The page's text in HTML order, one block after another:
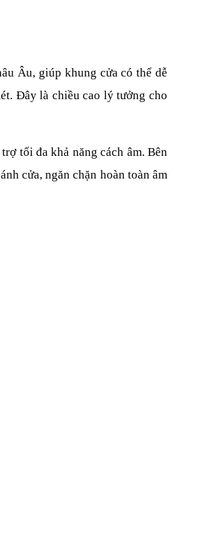
Âu, giúp khung cửa có thể dễ
Đây là chiều cao lý tưởng cho
tối đa khả năng cách âm. Bên
cửa, ngăn chặn hoàn toàn âm